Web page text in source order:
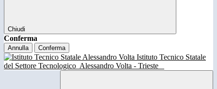
Chiudi
Conferma
Annulla Conferma
Istituto Tecnico Statale
del Settore Tecnologico Alessandro Volta - Trieste